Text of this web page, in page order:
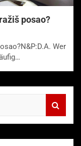
posao?
Wer